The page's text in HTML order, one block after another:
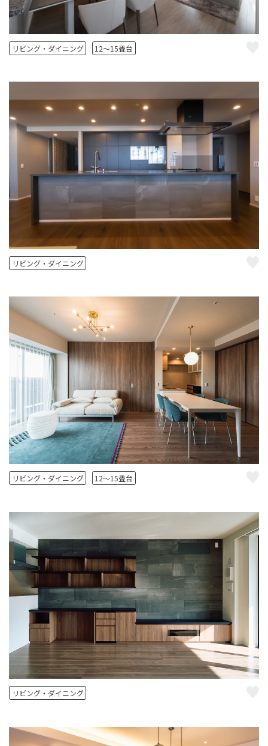
リビング・ダイニング 12～15畳台
リビング・ダイニング
リビング・ダイニング 12～15畳台
リビング・ダイニング